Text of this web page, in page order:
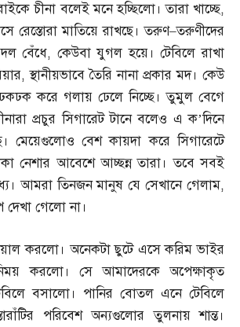
চীনা বলেই মনে হচ্ছিলো। তারা খাচ্ছে,
রেস্তোরা মাতিয়ে রাখছে। তরুণ–তরুণীদের
বেঁধে, কেউবা যুগল হয়ে। টেবিলে রাখা
,স্থানীয়ভাবে তৈরি নানা প্রকার মদ। কেউ
করে গলায় ঢেলে নিচ্ছে। তুমুল বেগে
প্রচুর সিগারেট টানে বলেও এ ক’দিনে
মেয়েগুলোও বেশ কায়দা করে সিগারেটে
নেশার আবেশে আচ্ছন্ন তারা। তবে সবই
আমরা তিনজন মানুষ যে সেখানে গেলাম,
দেখা গেলো না।
করলো। অনেকটা ছুটে এসে করিম ভাইর
করলো। সে আমাদেরকে অপেক্ষাকৃত
বসালো। পানির বোতল এনে টেবিলে
পরিবেশ অন্যগুলোর তুলনায় শান্ত।